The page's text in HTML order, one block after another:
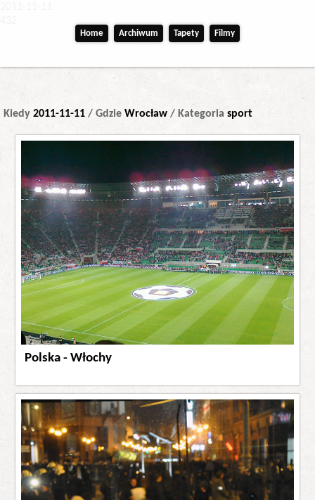
Home Archiwum Tapety Filmy
Kiedy 2011-11-11 / Gdzie Wrocław/ Kategoria sport
Polska - Włochy